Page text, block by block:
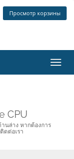
Просмотр корзины
CPU
นล่าง หากต้องการ
ดต่อเรา